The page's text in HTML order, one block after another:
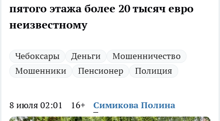
пятого этажа более 20 тысяч евро
неизвестному
Чебоксары Деньги
Мошенничество
Мошенники
Пенсионер Полиция
8 июля 02:01 16+ Симикова Полина